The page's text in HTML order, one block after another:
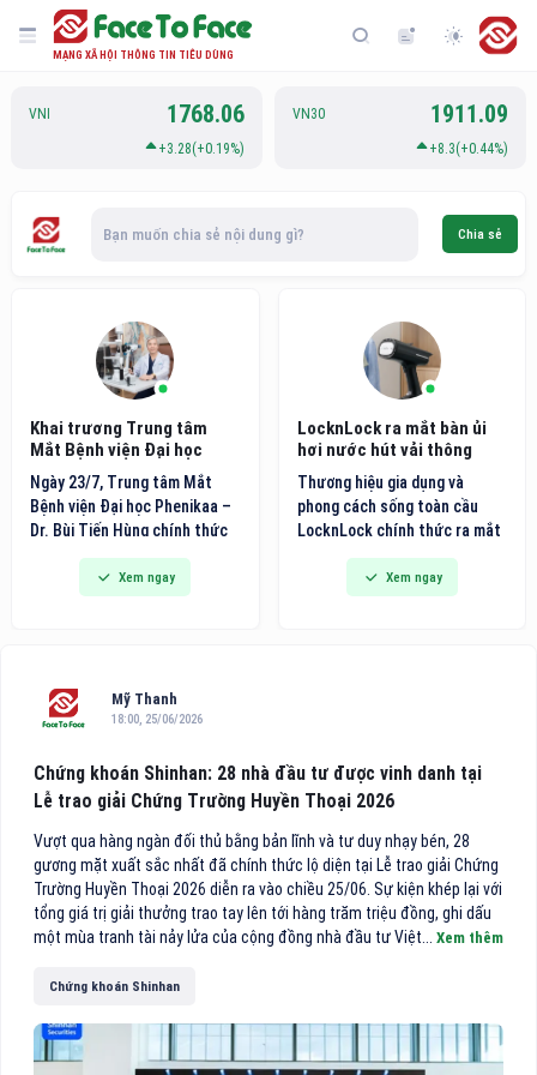
MẠNG XÃ HỘI THÔNG TIN TIÊU DÙNG
VNI 1768.06
+3.28(+0.19%)
VN30 1911.09
+8.3(+0.44%)
Bạn muốn chia sẻ nội dung gì? Chia sẻ
Khai trương Trung tâm
Mắt Bệnh viện Đại học
Phenikaa
Ngày 23/7, Trung tâm Mắt
Bệnh viện Đại học Phenikaa –
Dr. Bùi Tiến Hùng chính thức
đi vào hoạt động, đánh dấu
bước phát triển quan trọng
trong chiến lược hoàn thiện hệ
địa chỉ khám, điều trị và phẫu
thuật mắt chất lượng cao
chuyên sâu.
Xem ngay
LocknLock ra mắt bàn ủi
hơi nước hút vải thông
minh thế hệ mới
Thương hiệu gia dụng và
phong cách sống toàn cầu
LocknLock chính thức ra mắt
dòng bàn ủi hơi nước cầm tay
thế hệ mới tích hợp công nghệ
hút vải thông minh, hướng đến
Xem ngay
Mỹ Thanh
18:00, 25/06/2026
Chứng khoán Shinhan: 28 nhà đầu tư được vinh danh tại
Lễ trao giải Chứng Trường Huyền Thoại 2026
Vượt qua hàng ngàn đối thủ bằng bản lĩnh và tư duy nhạy bén, 28
gương mặt xuất sắc nhất đã chính thức lộ diện tại Lễ trao giải Chứng
Trường Huyền Thoại 2026 diễn ra vào chiều 25/06. Sự kiện khép lại với
tổng giá trị giải thưởng trao tay lên tới hàng trăm triệu đồng, ghi dấu
một mùa tranh tài nảy lửa của cộng đồng nhà đầu tư Việt... Xem thêm
Chứng khoán Shinhan